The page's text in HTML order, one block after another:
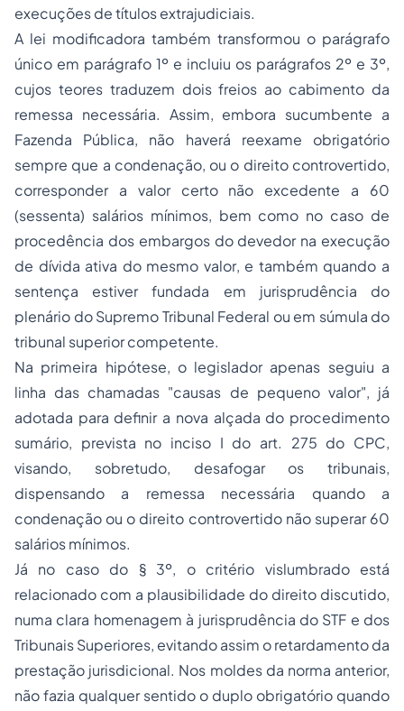
execuções de títulos extrajudiciais.
A lei modificadora também transformou o parágrafo
único em parágrafo 1º e incluiu os parágrafos 2º e 3º,
cujos teores traduzem dois freios ao cabimento da
remessa necessária. Assim, embora sucumbente a
Fazenda Pública, não haverá reexame obrigatório
sempre que a condenação, ou o direito controvertido,
correspondera valor certo não excedente a 60
(sessenta) salários mínimos, bem como no caso de
procedência dos embargos do devedor na execução
de dívida ativa do mesmo valor, e também quando a
sentença estiver fundada em jurisprudência do
plenário do Supremo Tribunal Federal ou em súmula do
tribunal superior competente.
Na primeira hipótese, o legislador apenas seguiu a
linha das chamadas "causas de pequeno valor", já
adotada para definir a nova alçada do procedimento
sumário, prevista no inciso I do art. 275 do CPC,
visando, sobretudo, desafogar os tribunais,
dispensando a remessa necessária quando a
condenação ou o direito controvertido não superar 60
salários mínimos.
Já no caso do § 3º, o critério vislumbrado está
relacionado com a plausibilidade do direito discutido,
numa clara homenagem à jurisprudência do STF e dos
Tribunais Superiores, evitando assim o retardamento da
prestação jurisdicional. Nos moldes da norma anterior,
não fazia qualquer sentido o duplo obrigatório quando